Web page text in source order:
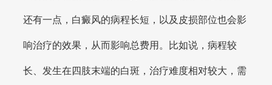
还有一点，白癜风的病程长短，以及皮损部位也会影
响治疗的效果，从而影响总费用。比如说，病程较
长、发生在四肢末端的白斑，治疗难度相对较大，需